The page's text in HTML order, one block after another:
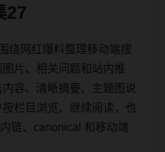
27
绕网红爆料整理移动端搜
片、相关问题和站内推
容、清晰摘要、主题图说
栏目浏览、继续阅读，也
链、canonical 和移动端